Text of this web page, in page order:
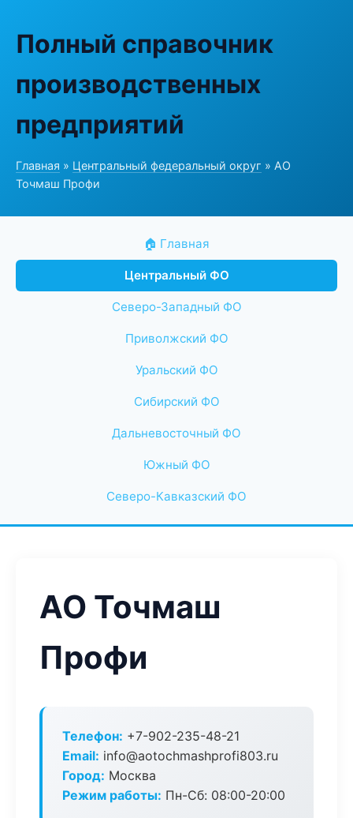
Полный справочник
производственных
предприятий
Главная » Центральный федеральный округ » АО
Точмаш Профи
🏠 Главная
Центральный ФО
Северо-Западный ФО
Приволжский ФО
Уральский ФО
Сибирский ФО
Дальневосточный ФО
Южный ФО
Северо-Кавказский ФО
АО Точмаш
Профи
Телефон: +7-902-235-48-21
Email: info@aotochmashprofi803.ru
Город: Москва
Режим работы: Пн-Сб: 08:00-20:00